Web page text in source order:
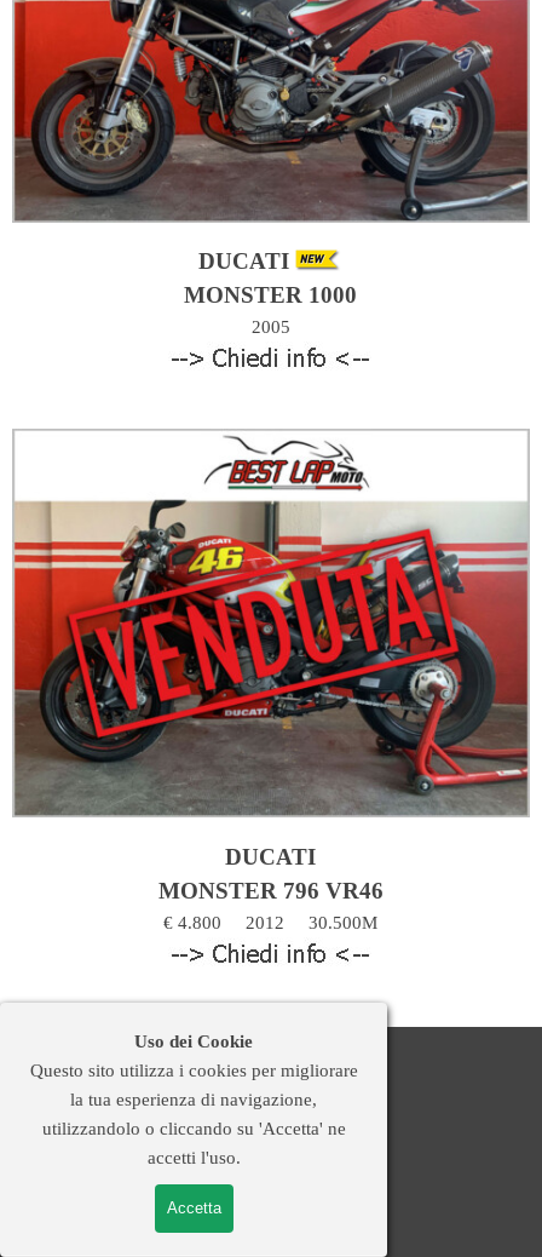
Uso dei Cookie
Questo sito utilizza i cookies per migliorare
la tua esperienza di navigazione,
utilizzandolo o cliccando su 'Accetta' ne
accetti l'uso.
Accetta
DUCATI
MONSTER 1000
€ X.0002005
DUCATI
MONSTER 796 VR46
€ 4.800 2012 30.500M
Best Lap M
3, Via San Marco
35031 Abano Terme (PD)
Tel. 375 5688525
bestlap.moto@libero.it